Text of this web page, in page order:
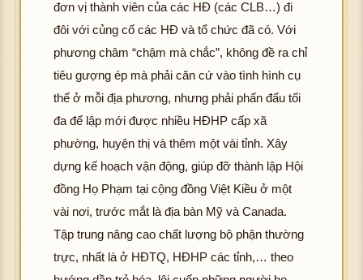
đơn vị thành viên của các HĐ (các CLB…) đi
đôi với củng cố các HĐ và tổ chức đã có. Với
phương châm “chậm mà chắc”, không đề ra chỉ
tiêu gượng ép mà phải căn cứ vào tình hình cụ
thể ở mỗi địa phương, nhưng phải phấn đấu tối
đa để lập mới được nhiều HĐHP cấp xã
phường, huyện thị và thêm một vài tỉnh. Xây
dựng kế hoạch vận động, giúp đỡ thành lập Hội
đồng Họ Phạm tại cộng đồng Việt Kiều ở một
vài nơi, trước mắt là địa bàn Mỹ và Canada.
Tập trung nâng cao chất lượng bộ phận thường
trực, nhất là ở HĐTQ, HĐHP các tỉnh,… theo